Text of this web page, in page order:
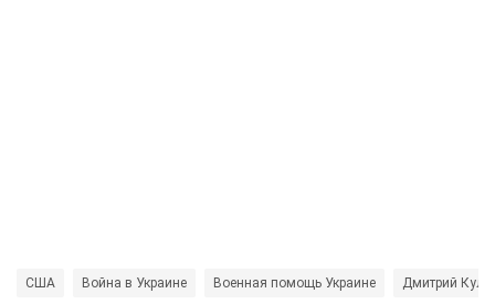
США Война в Украине Военная помощь Украине Дмитрий